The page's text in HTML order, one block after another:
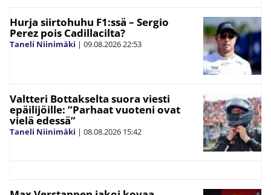
Hurja siirtohuhu F1:ssä – Sergio
Perez pois Cadillacilta?
Taneli Niinimäki | 09.08.202622:53
Valtteri Bottakselta suora viesti
epäilijöille: ”Parhaat vuoteni ovat
vielä edessä”
Taneli Niinimäki | 08.08.2026 15:42